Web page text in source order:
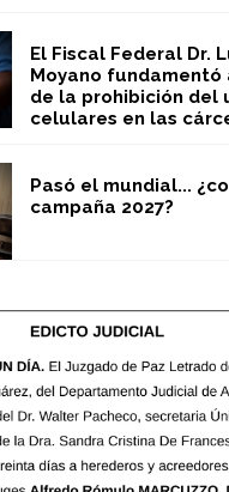
El Fiscal Federal Dr.
Moyano fundamentó
de la prohibición del
celulares en las
Pasó el mundial...
campaña 2027?